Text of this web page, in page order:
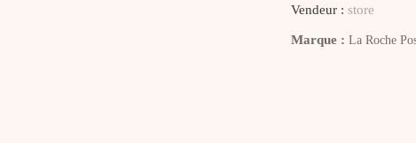
teinte
Vendeur :store
Marque :La Roche